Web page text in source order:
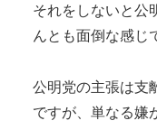
それをしないと公
んとも面倒な感じ
公明党の主張は支
ですが、単なる嫌